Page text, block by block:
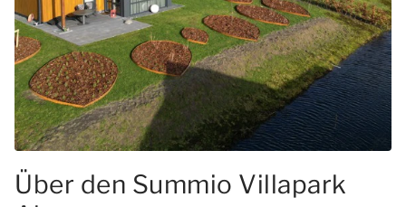
Über den Summio Villapark